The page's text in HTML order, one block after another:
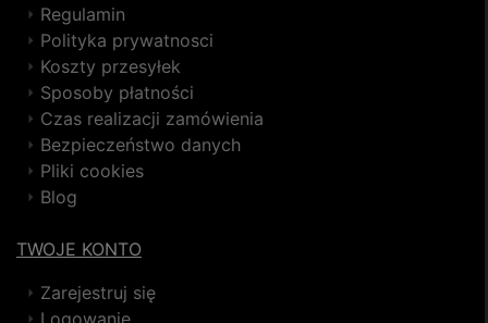
Regulamin
Polityka prywatnosci
Koszty przesyłek
Sposoby płatności
Czas realizacji zamówienia
Bezpieczeństwo danych
Pliki cookies
Blog
TWOJE KONTO
Zarejestruj się
Logowanie